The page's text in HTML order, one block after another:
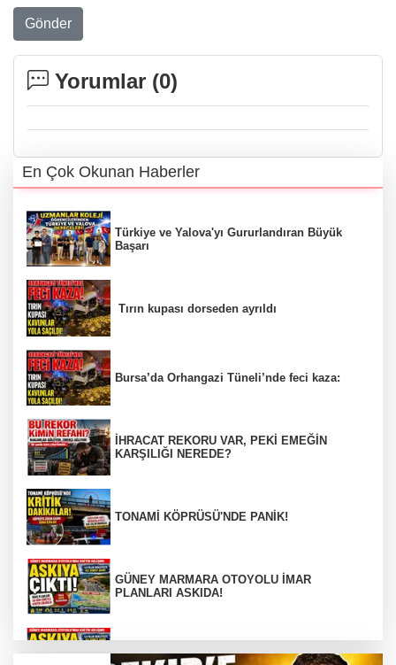
Gönder
Yorumlar (0)
En Çok Okunan Haberler
Türkiye ve Yalova'yı Gururlandıran Büyük
Başarı
Tırın kupası dorseden ayrıldı
Bursa’da Orhangazi Tüneli’nde feci kaza:
İHRACAT REKORU VAR, PEKİ EMEĞİN
KARŞILIĞI NEREDE?
TONAMİ KÖPRÜSÜ'NDE PANİK!
GÜNEY MARMARA OTOYOLU İMAR
PLANLARI ASKIDA!